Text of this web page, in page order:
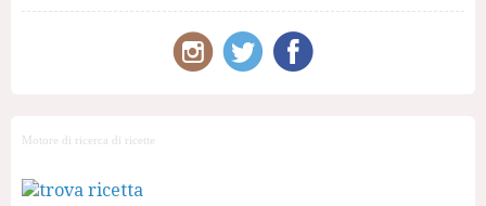
Motore di ricerca di ricette